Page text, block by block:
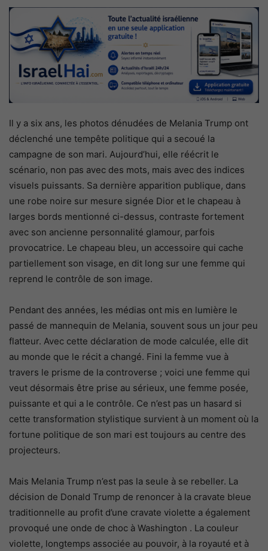
Il y a six ans, les photos dénudées de Melania Trump ont
déclenché une tempête politique qui a secoué la
campagne de son mari. Aujourd’hui, elle réécrit le
scénario, non pas avec des mots, mais avec des indices
visuels puissants. Sa dernière apparition publique, dans
une robe noire sur mesure signée Dior et le chapeau à
larges bords mentionné ci-dessus, contraste fortement
avec son ancienne personnalité glamour, parfois
provocatrice. Le chapeau bleu, un accessoire qui cache
partiellement son visage, en dit long sur une femme qui
reprend le contrôle de son image.
Pendant des années, les médias ont mis en lumière le
passé de mannequin de Melania, souvent sous un jour peu
flatteur. Avec cette déclaration de mode calculée, elle dit
au monde que le récit a changé. Fini la femme vue à
travers le prisme de la controverse ; voici une femme qui
veut désormais être prise au sérieux, une femme posée,
puissante et qui a le contrôle. Ce n’est pas un hasard si
cette transformation stylistique survient à un moment où la
fortune politique de son mari est toujours au centre des
projecteurs.
Mais Melania Trump n’est pas la seule à se rebeller. La
décision de Donald Trump de renoncer à la cravate bleue
traditionnelle au profit d’une cravate violette a également
provoqué une onde de choc à Washington . La couleur
violette, longtemps associée au pouvoir, à la royauté et à